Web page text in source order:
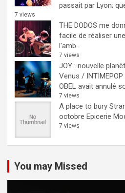
passait par Lyon;
7 views
THE DODOS me
facile de réaliser
l'amb...
7 views
JOY : nouvelle
Venus /
OBEL avait annulé
7 views
A place to bury
octobre Epicerie
7 views
You may Missed